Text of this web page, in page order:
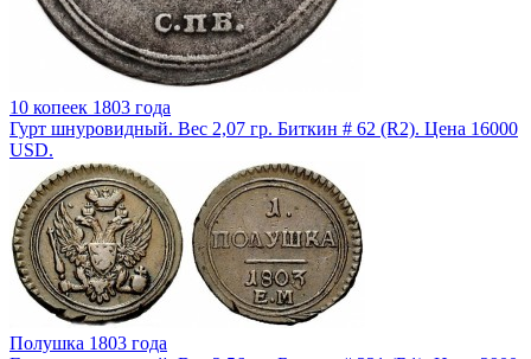
10 копеек 1803 года
Гурт шнуровидный. Вес 2,07 гр. Биткин # 62 (R2). Цена 16000
USD.
Полушка 1803 года